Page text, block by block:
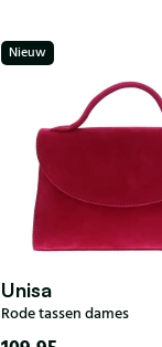
41
Nieuw
Unisa
Rode tassen dames